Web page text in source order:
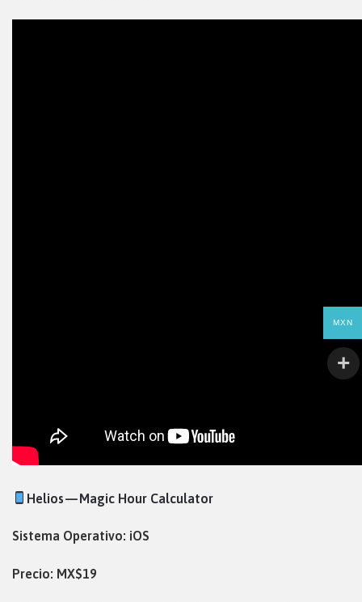
Helios — Magic Hour Calculator
Sistema Operativo: iOS
Precio: MX$19
MXN